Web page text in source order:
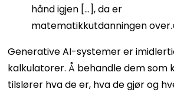
hånd igjen […], da er
matematikkutdanningen
Generative AI-systemer er
kalkulatorer. Å behandle dem som
tilslører hva de er, hva de gjør og